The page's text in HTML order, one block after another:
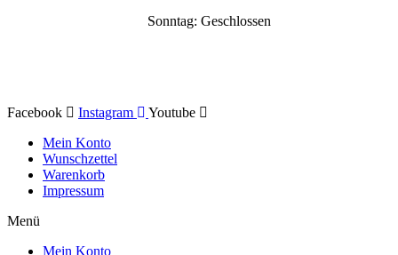
Sonntag: Geschlossen
Facebook Instagram
Youtube
Mein Konto
Wunschzettel
Warenkorb
Impressum
Menü
Mein Konto